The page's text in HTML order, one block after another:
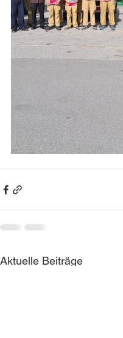
Aktuelle Beiträge